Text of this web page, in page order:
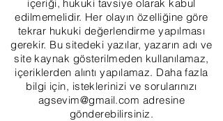
içeriği, hukuki tavsiye olarak kabul
edilmemelidir. Her olayın özelliğine göre
tekrar hukuki değerlendirme yapılması
gerekir. Bu sitedeki yazılar, yazarın adı ve
site kaynak gösterilmeden kullanılamaz,
içeriklerden alıntı yapılamaz. Daha fazla
bilgi için, isteklerinizi ve sorularınızı
agsevim@gmail.com adresine
gönderebilirsiniz.